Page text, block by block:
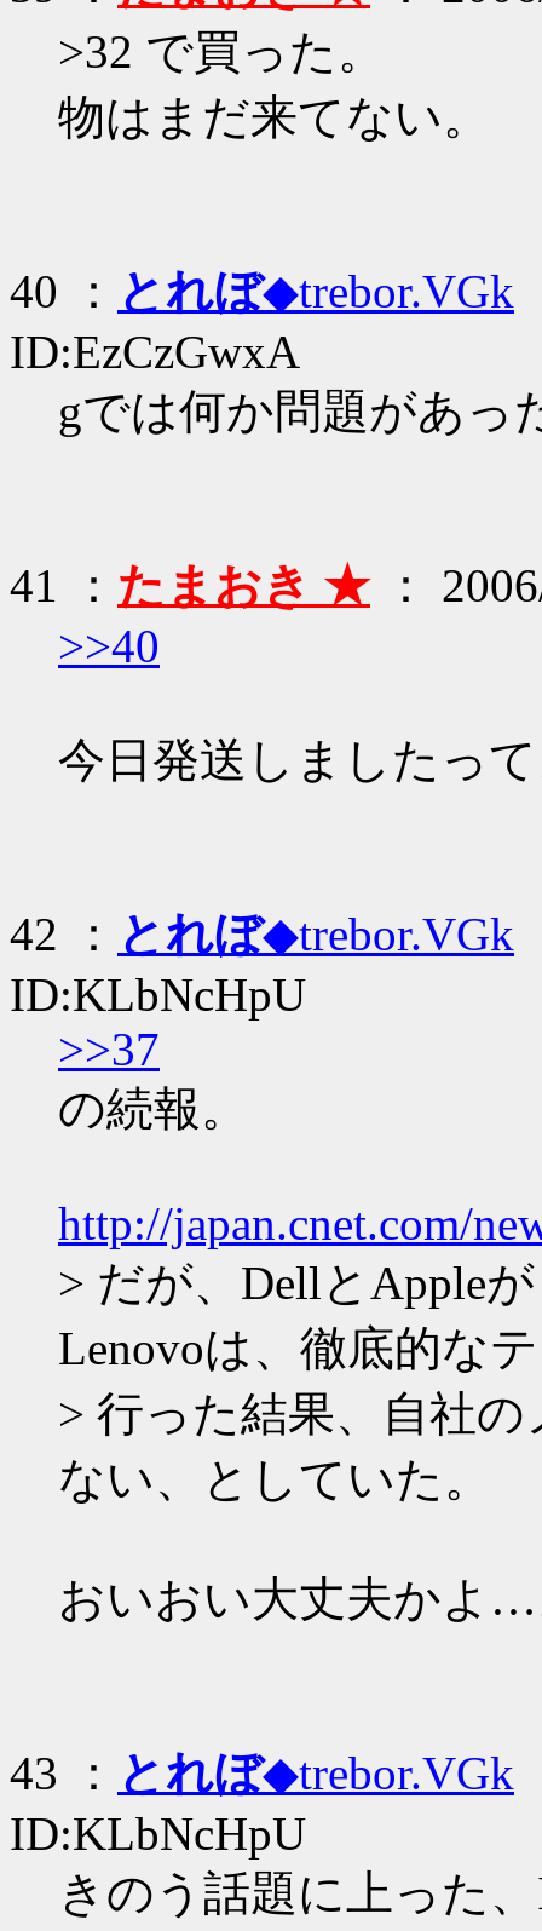
>32 で買った。
物はまだ来てない。
40 ： とれぼ◆trebor.VGk
ID:EzCzGwxA
gでは何か問題があっ
41 ： たまおき ★：
>>40
今日発送しましたっ
42 ： とれぼ◆trebor.VGk
ID:KLbNcHpU
>>37
の続報。
http://japan.cnet.com/
> だが、DellとApple
Lenovoは、徹底的な
> 行った結果、自社
ない、としていた。
おいおい大丈夫かよ
43 ： とれぼ◆trebor.VGk
ID:KLbNcHpU
きのう話題に上った